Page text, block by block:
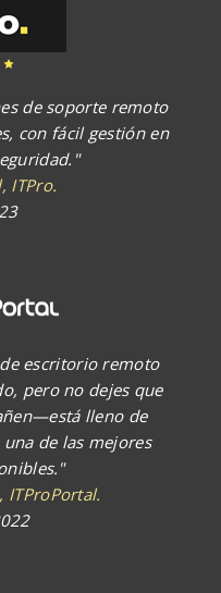
de soporte remoto
con fácil gestión en
ITPro.
escritorio remoto
pero no dejes que
lleno de
de las mejores
ITProPortal.